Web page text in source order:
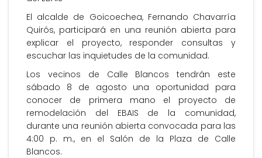
El alcalde de Goicoechea, Fernando Chavarría
Quirós, participará en una reunión abierta para
explicar el proyecto, responder consultas y
escuchar las inquietudes de la comunidad.
Los vecinos de Calle Blancos tendrán este
sábado 8 de agosto una oportunidad para
conocer de primera mano el proyecto de
remodelación del EBAIS de la comunidad,
durante una reunión abierta convocada para las
4:00 p. m., en el Salón de la Plaza de Calle
Blancos.